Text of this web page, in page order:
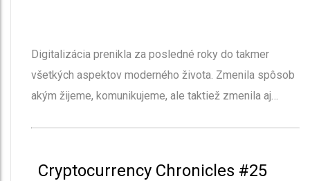
Digitalizácia prenikla za posledné roky do takmer
všetkých aspektov moderného života. Zmenila spôsob
akým žijeme, komunikujeme, ale taktiež zmenila aj…
Cryptocurrency Chronicles #25